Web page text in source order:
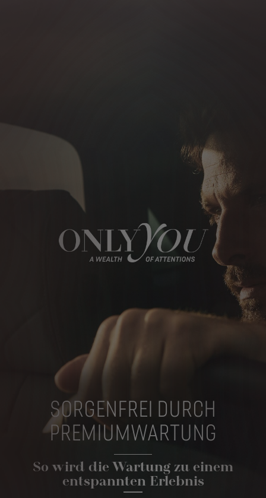
SORGENFREI DURCH
PREMIUMWARTUNG
So wird die Wartung zu einem
entspannten Erlebnis